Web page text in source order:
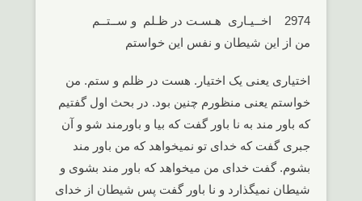
2974 اخــیـاری هـسـت در ظـلم و ســتــم
من از این شیطان و نفس این خواستم
اختیاری یعنی یک اختیار. هست در ظلم و ستم. من
خواستم یعنی منظورم چنین بود. در بحث اول گفتیم
که باور مند به نا باور گفت که بیا و باورمند شو و آن
جبری گفت که خدای تو نمیخواهد که من باور مند
بشوم. گفت خدای من میخواهد که باور مند بشوی و
شیطان نمیگذارد و نا باور گفت پس شیطان از خدای